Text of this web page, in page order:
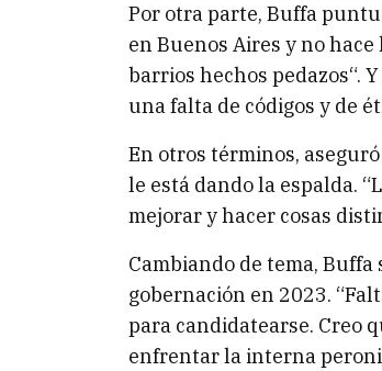
Por otra parte, Buffa
en Buenos Aires y no
barrios hechos pedazos“.
una falta de códigos y de
En otros términos,
le está dando la espalda.
mejorar y hacer cosas
Cambiando de tema,
gobernación en 2023.
para candidatearse. Creo
enfrentar la interna